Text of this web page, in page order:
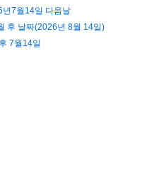
년7월14일 다음날
후 날짜(2026년 8월 14일)
7월14일